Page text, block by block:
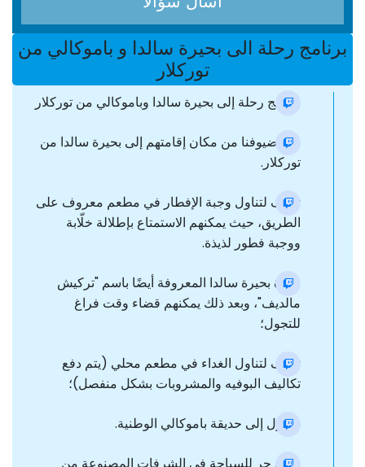
برنامج رحلة الى بحيرة سالدا و باموكالي من
توركلار
برنامج رحلة إلى بحيرة سالدا وباموكالي من توركلار
نقل ضيوفنا من مكان إقامتهم إلى بحيرة سالدا من
توركلار.
توقف لتناول وجبة الإفطار في مطعم معروف على
الطريق، حيث يمكنهم الاستمتاع بإطلالة خلّابة
ووجبة فطور لذيذة.
زيارة بحيرة سالدا المعروفة أيضًا باسم "تركيش
مالديف"، وبعد ذلك يمكنهم قضاء وقت فراغ
للتجول؛
توقف لتناول الغداء في مطعم محلي (يتم دفع
تكاليف البوفيه والمشروبات بشكل منفصل)؛
وصول إلى حديقة باموكالي الوطنية.